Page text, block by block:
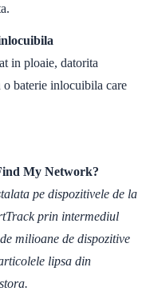
in ploaie, datorita
baterie inlocuibila care
My Network?
pe dispozitivele de la
prin intermediul
milioane de dispozitive
lipsa din